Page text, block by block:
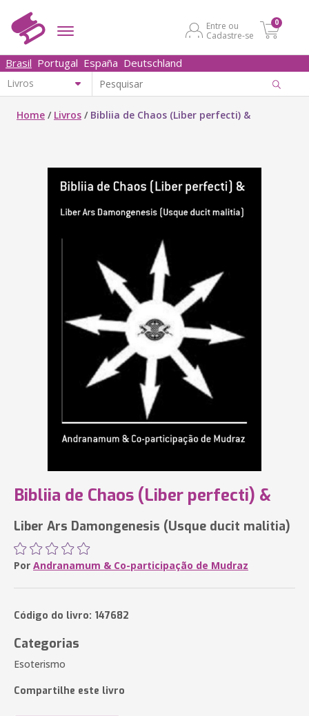
Entre ou
Cadastre-se
0
Brasil Portugal España Deutschland
Home / Livros / Bibliia de Chaos (Liber perfecti) &
Bibliia de Chaos (Liber perfecti) &
Liber Ars Damongenesis (Usque ducit malitia)
Por Andranamum & Co-participação de Mudraz
Código do livro: 147682
Categorias
Esoterismo
Compartilhe este livro